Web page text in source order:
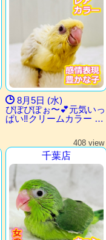
8月5日 (水)
ぴぽぴぽぉ〜💕元気いっ
ぱい‼︎クリームカラー …
408 view
千葉店